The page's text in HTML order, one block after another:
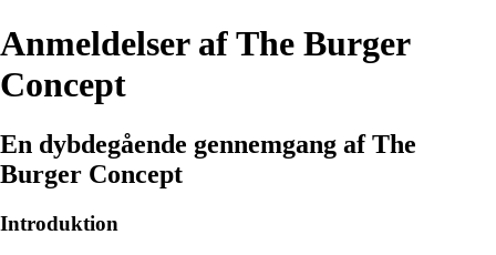
Anmeldelser af The Burger
Concept
En dybdegående gennemgang af The
Burger Concept
Introduktion